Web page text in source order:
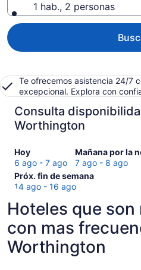
1 hab., 2 personas
Te ofrecemos asistencia 24/7
excepcional. Explora con
Consulta
Worthington
Hoy
Consultar
precios
en
Worthington
hoy,
ago
-
6 ago - 7 ago
Mañana por la
Consultar
precios
en
Worthington
mañana
por
la
noche,
7
7 ago - 8 ago
Próx. fin de semana
Consultar
precios
Worthington
para
el
próximo
14 ago - 16 ago
Hoteles que
con mas
Worthington